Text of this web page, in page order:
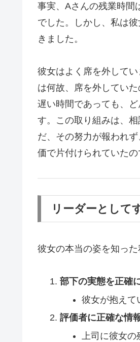
事実、Aさんの残業時間
でした。しかし、私は
きました。
彼女はよく席を外して
は何故、席を外してい
遅い時間であっても、
す。この取り組みは、
だ、その努力が報われ
価で片付けられていたの
リーダーとして
彼女の本当の姿を知っ
部下の実態を正確
彼女が抱えて
評価者に正確な情
上司に彼女